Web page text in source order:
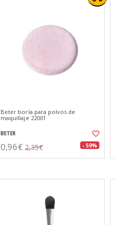
Beter borla para polvos de
maquillaje 22001
BETER
0,96€ 2,35€ - 59%